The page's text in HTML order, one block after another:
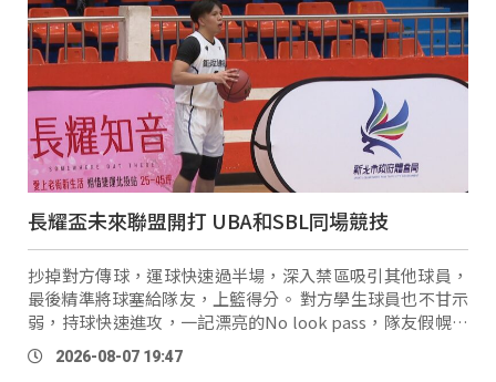
長耀盃未來聯盟開打 UBA和SBL同場競技
抄掉對方傳球，運球快速過半場，深入禁區吸引其他球員，
最後精準將球塞給隊友，上籃得分。 對方學生球員也不甘示
弱，持球快速進攻，一記漂亮的No look pass，隊友假幌騙
過對手，兩分入袋，這裡是一年一度的長耀盃賽事。 長耀盃
未來聯盟公益賽從上個 …
2026-08-07 19:47